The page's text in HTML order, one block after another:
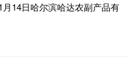
月14日哈尔滨哈达农副产品有